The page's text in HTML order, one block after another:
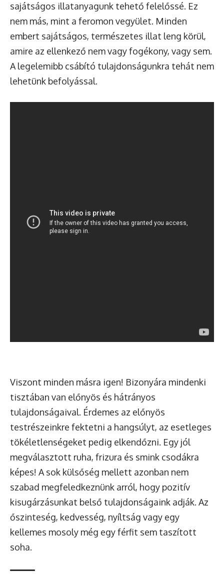
sajátságos illatanyagunk tehető felelőssé. Ez
nem más, mint a feromon vegyület. Minden
embert sajátságos, természetes illat leng körül,
amire az ellenkező nem vagy fogékony, vagy sem.
A legelemibb csábító tulajdonságunkra tehát nem
lehetünk befolyással.
Viszont minden másra igen! Bizonyára mindenki
tisztában van előnyös és hátrányos
tulajdonságaival. Érdemes az előnyös
testrészeinkre fektetni a hangsúlyt, az esetleges
tökéletlenségeket pedig elkendőzni. Egy jól
megválasztott ruha, frizura és smink csodákra
képes! A sok külsőség mellett azonban nem
szabad megfeledkeznünk arról, hogy pozitív
kisugárzásunkat belső tulajdonságaink adják. Az
őszinteség, kedvesség, nyíltság vagy egy
kellemes mosoly még egy férfit sem taszított
soha.